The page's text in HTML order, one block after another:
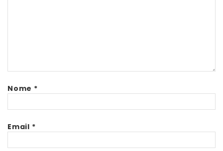
Nome *
Email *